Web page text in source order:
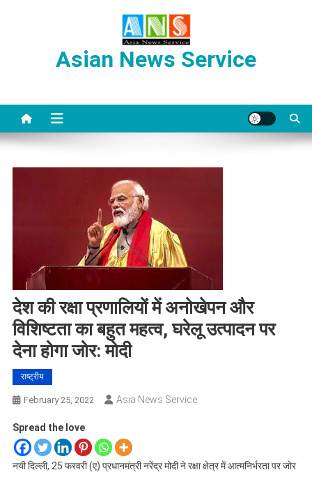
Asian News Service
देश की रक्षा प्रणालियों में अनोखेपन और
विशिष्टता का बहुत महत्व, घरेलू उत्पादन पर
देना होगा जोर: मोदी
राष्ट्रीय
February 25, 2022 Asia News Service
Spread the love
नयी दिल्ली, 25 फरवरी (ए) प्रधानमंत्री नरेंद्र मोदी ने रक्षा क्षेत्र में आत्मनिर्भरता पर जोर